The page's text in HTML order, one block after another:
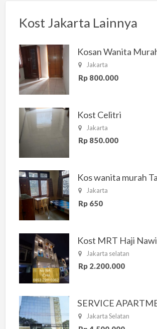
Kost Jakarta Lainnya
Jakarta
Rp 800.000
Kost Celitri
Jakarta
Rp 850.000
Jakarta
Rp 650
Jakarta selatan
Rp 2.200.000
Jakarta Selatan